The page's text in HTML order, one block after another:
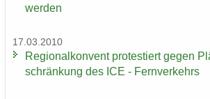
wer­den
17.03.2010
Re­gio­nal­kon­vent pro­tes­tiert gegen
schrän­kung des ICE - Fern­ver­kehrs